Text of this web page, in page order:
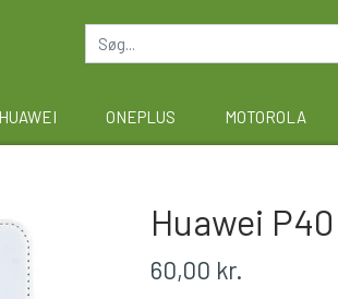
HUAWEI ONEPLUS MOTOROLA
Huawei
60,00 kr.